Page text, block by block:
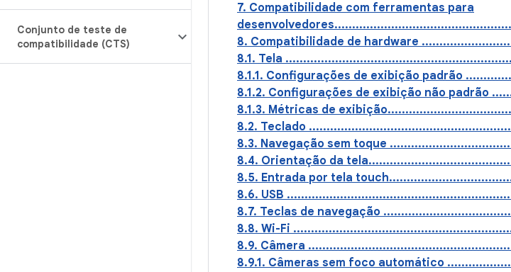
Conjunto de teste de
compatibilidade (CTS)
7. Compatibilidade com ferramentas para
8. Compatibilidade de hardware
8.1. Tela
8.1.1. Configurações de exibição padrão
8.1.2. Configurações de exibição não padrão
8.1.3. Métricas de
8.2. Teclado
8.3. Navegação sem toque
8.4. Orientação da
8.5. Entrada por tela
8.6. USB
8.7. Teclas de navegação
8.8. Wi-Fi
8.9. Câmera
8.9.1. Câmeras sem foco automático